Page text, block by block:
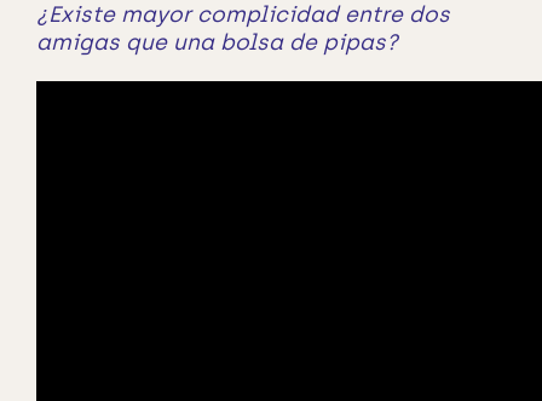
¿Existe mayor complicidad entre dos
amigas que una bolsa de pipas?